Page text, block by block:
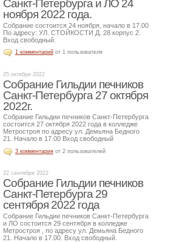
Санкт-Петербурга и ЛО 24
ноября 2022 года.
Собрание состоится 24 ноября, начало в 17.00
По адресу: УЛ. СТОЙКОСТИ Д. 28 корпус 2.
Вход свободный.
1 комментарий от 1 пользователя
25 октября 2022
Собрание Гильдии печников
Санкт-Петербурга 27 октября
2022г.
Собрание Гильдии печников Санкт-Петербурга
состоится 27 октября 2022 года в колледже
Метростроя по адресу ул. Демьяна Бедного
21. Начало в 17.00 Вход свободный
3 комментария от 2 пользователей
22 сентября 2022
Собрание Гильдии печников
Санкт-Петербурга 29
сентября 2022 года
Собрание Гильдии печников Санкт-Петербурга
и ЛО состоится 29 сентября в колледже
Метростроя , по адресу ул. Демьяна Бедного
21. Начало в 17.00. Вход свободный.